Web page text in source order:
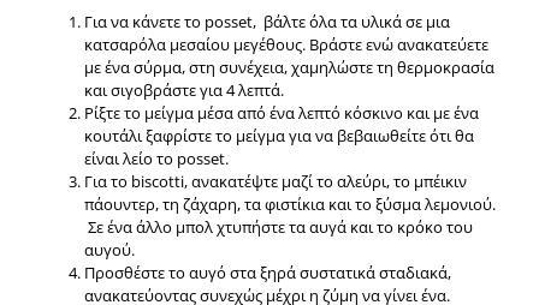
Για να κάνετε το posset, βάλτε όλα τα υλικά σε μια
κατσαρόλα μεσαίου μεγέθους. Βράστε ενώ ανακατεύετε
με ένα σύρμα, στη συνέχεια, χαμηλώστε τη θερμοκρασία
και σιγοβράστε για 4 λεπτά.
Ρίξτε το μείγμα μέσα από ένα λεπτό κόσκινο και με ένα
κουτάλι ξαφρίστε το μείγμα για να βεβαιωθείτε ότι θα
είναι λείο το posset.
Για το biscotti, ανακατέψτε μαζί το αλεύρι, το μπέικιν
πάουντερ, τη ζάχαρη, τα φιστίκια και το ξύσμα λεμονιού.
Σε ένα άλλο μπολ χτυπήστε τα αυγά και το κρόκο του
αυγού.
Προσθέστε το αυγό στα ξηρά συστατικά σταδιακά,
ανακατεύοντας συνεχώς μέχρι η ζύμη να γίνει ένα.